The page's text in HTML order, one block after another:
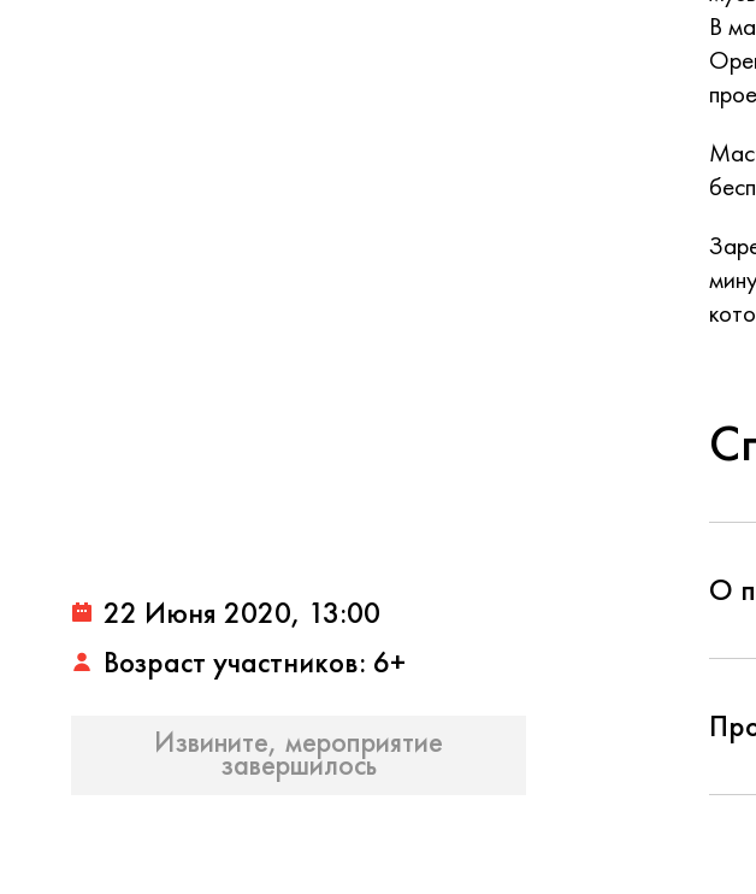
22 Июня 2020, 13:00
Возраст участников: 6+
Извините, мероприятие
завершилось
В
О